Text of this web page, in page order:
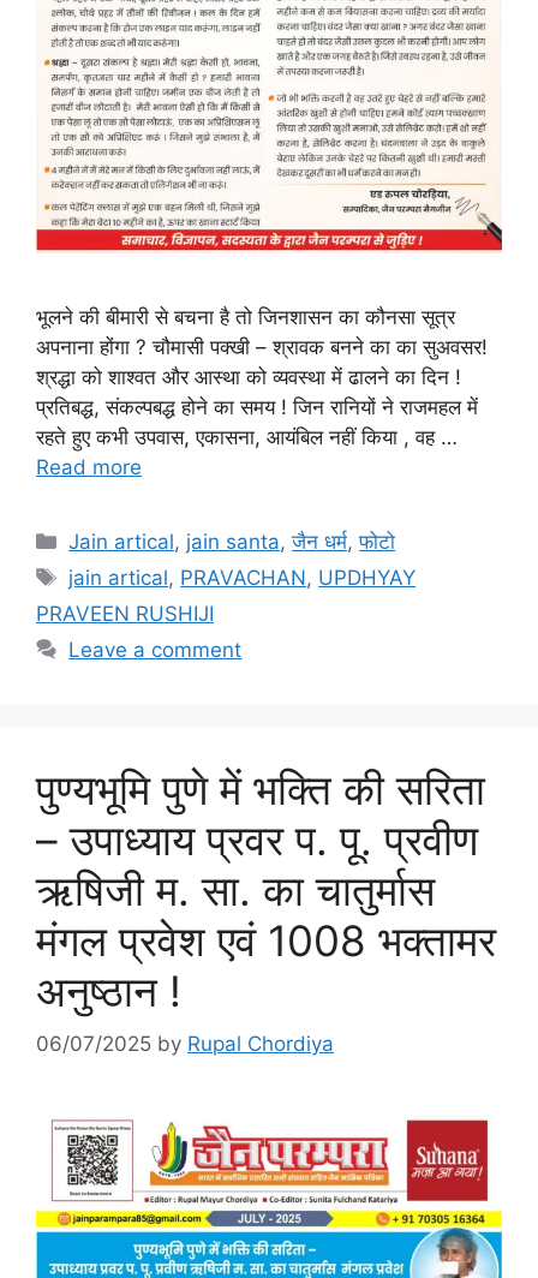
भूलने की बीमारी से बचना है तो जिनशासन का कौनसा सूत्र
अपनाना होंगा ? चौमासी पक्खी – श्रावक बनने का का सुअवसर!
श्रद्धा को शाश्वत और आस्था को व्यवस्था में ढालने का दिन !
प्रतिबद्ध, संकल्पबद्ध होने का समय ! जिन रानियों ने राजमहल में
रहते हुए कभी उपवास, एकासना, आयंबिल नहीं किया , वह …
Read more
Categories
Jain artical, jain santa,जैन धर्म,फोटो
Tags
jain artical, PRAVACHAN, UPDHYAY
PRAVEEN RUSHIJI
Leave a comment
पुण्यभूमि पुणे में भक्ति की सरिता
– उपाध्याय प्रवर प. पू. प्रवीण
ऋषिजी म. सा. का चातुर्मास
मंगल प्रवेश एवं 1008 भक्तामर
अनुष्ठान !
06/07/2025 by Rupal Chordiya